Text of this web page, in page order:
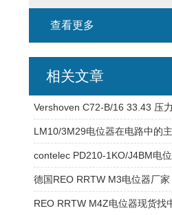
查看更多
相关文章
contelec PD210-1KO/J4BM电
德国REO RRTW M3电位器厂家
REO RRTW M4Z电位器现货找